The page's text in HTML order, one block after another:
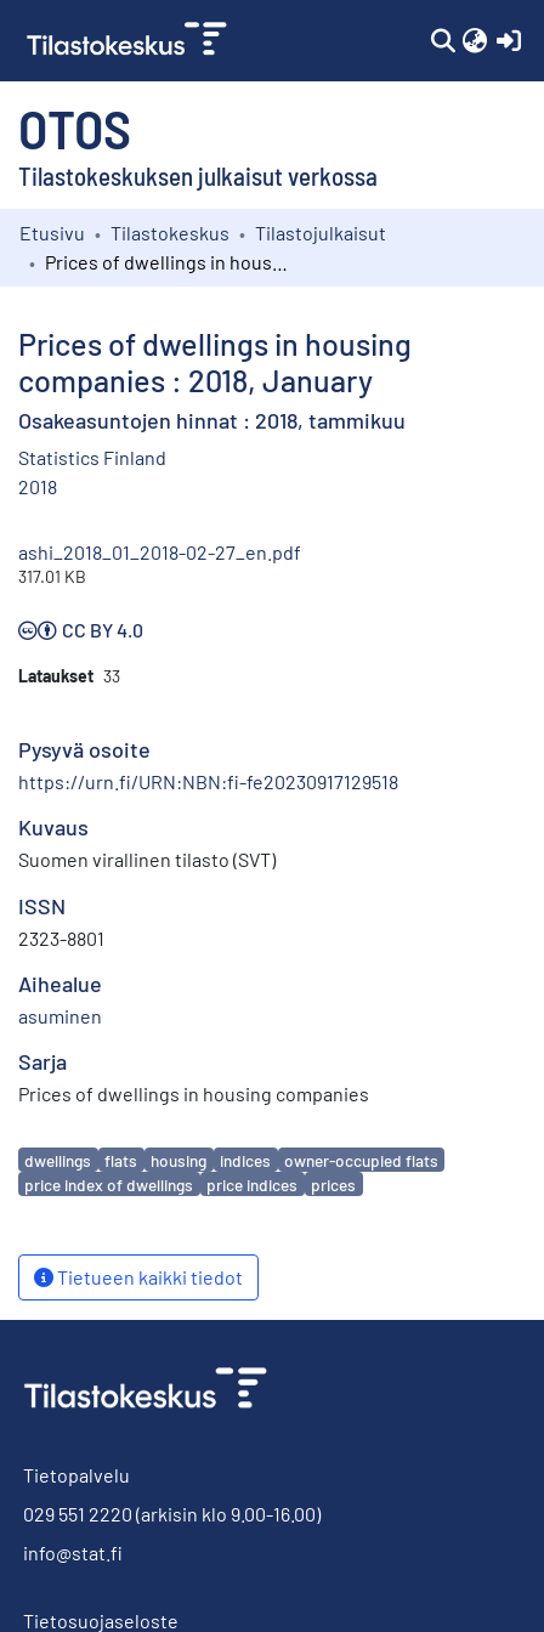
OTOS
Tilastokeskuksen julkaisut verkossa
Kokoelmat
Etusivu Tilastokeskus
Tilastojulkaisut
Prices of dwellings in housing
companies : 2018, January
Osakeasuntojen hinnat : 2018, tammikuu
Statistics Finland
2018
ashi_2018_01_2018-02-27_en.pdf
317.01 KB
CC BY 4.0
Lataukset 33
Pysyvä osoite
https://urn.fi/URN:NBN:fi-fe20230917129518
Kuvaus
Suomen virallinen tilasto (SVT)
ISSN
2323-8801
Aihealue
asuminen
Sarja
Prices of dwellings in housing companies
Avainsanat
dwellings flats housing indices
owner-occupied flats
price index of dwellings
price indices prices
Tietueen kaikki tiedot
Tietopalvelu
029 551 2220 (arkisin klo 9.00-16.00)
info@stat.fi
Tietosuojaseloste